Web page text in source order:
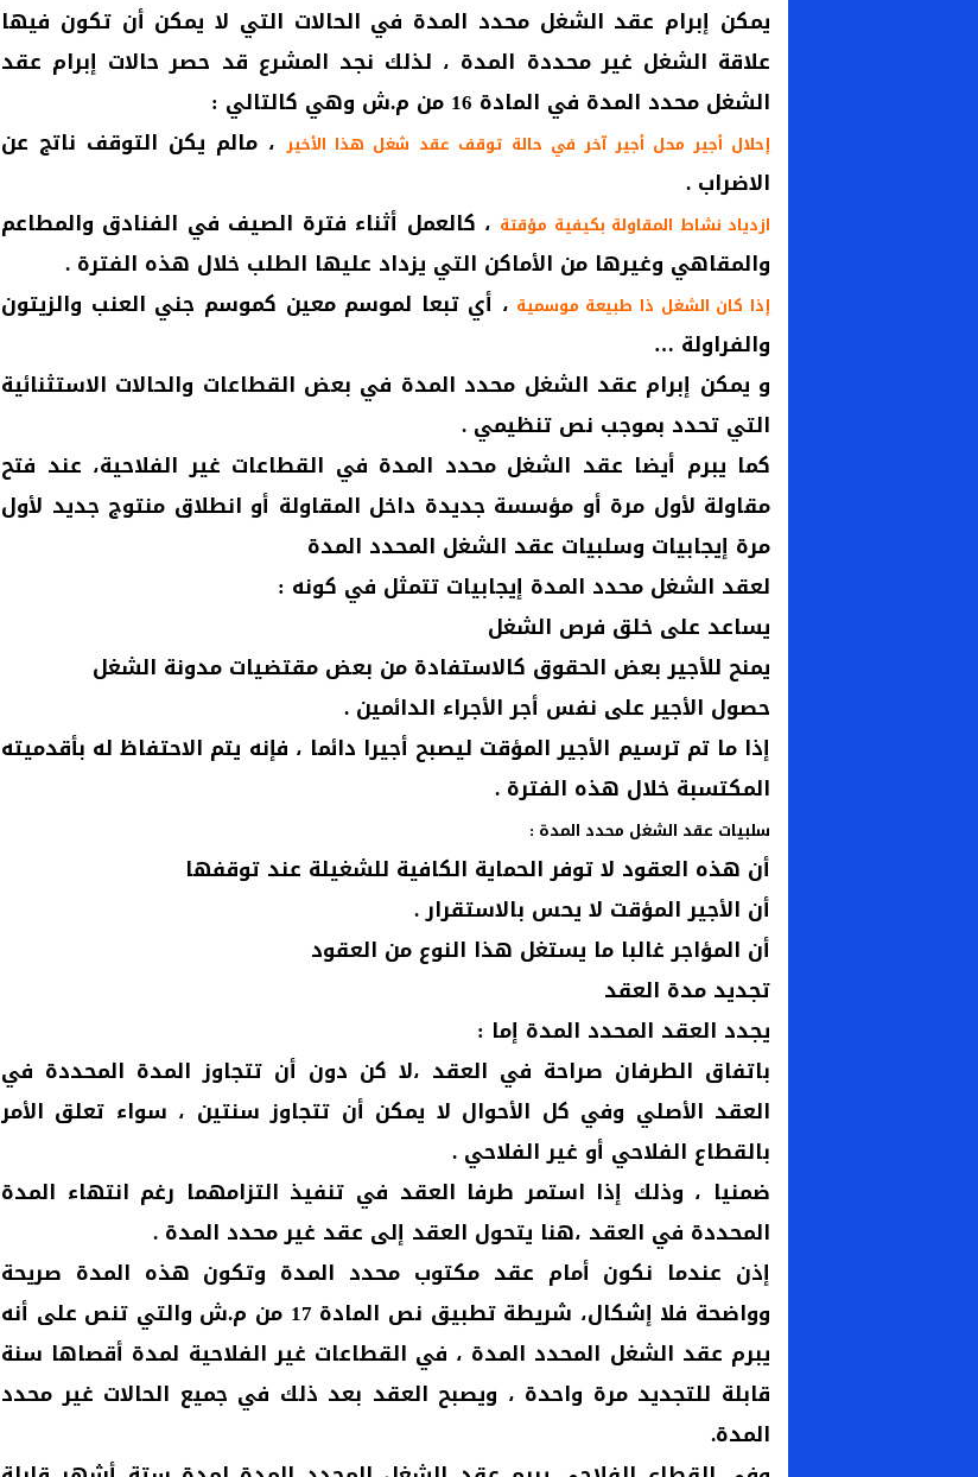
يمكن إبرام عقد الشغل محدد المدة في الحالات التي لا يمكن أن تكون فيها
علاقة الشغل غير محددة المدة ، لذلك نجد المشرع قد حصر حالات إبرام عقد
الشغل محدد المدة في المادة 16 من م.ش وهي كالتالي :
إحلال أجير محل أجير آخر في حالة توقف عقد شغل هذا الأخير، مالم يكن التوقف ناتج عن
الاضراب .
ازدياد نشاط المقاولة بكيفية مؤقتة ، كالعمل أثناء فترة الصيف في الفنادق والمطاعم
والمقاهي وغيرها من الأماكن التي يزداد عليها الطلب خلال هذه الفترة .
إذا كان الشغل ذا طبيعة موسمية ، أي تبعا لموسم معين كموسم جني العنب والزيتون
والفراولة …
و يمكن إبرام عقد الشغل محدد المدة في بعض القطاعات والحالات الاستثنائية
التي تحدد بموجب نص تنظيمي .
كما يبرم أيضا عقد الشغل محدد المدة في القطاعات غير الفلاحية، عند فتح
مقاولة لأول مرة أو مؤسسة جديدة داخل المقاولة أو انطلاق منتوج جديد لأول
مرة إيجابيات وسلبيات عقد الشغل المحدد المدة
لعقد الشغل محدد المدة إيجابيات تتمثل في كونه :
يساعد على خلق فرص الشغل
يمنح للأجير بعض الحقوق كالاستفادة من بعض مقتضيات مدونة الشغل
حصول الأجير على نفس أجر الأجراء الدائمين .
إذا ما تم ترسيم الأجير المؤقت ليصبح أجيرا دائما ، فإنه يتم الاحتفاظ له بأقدميته
المكتسبة خلال هذه الفترة .
سلبيات عقد الشغل محدد المدة :
أن هذه العقود لا توفر الحماية الكافية للشغيلة عند توقفها
أن الأجير المؤقت لا يحس بالاستقرار .
أن المؤاجر غالبا ما يستغل هذا النوع من العقود
تجديد مدة العقد
يجدد العقد المحدد المدة إما :
باتفاق الطرفان صراحة في العقد ،لا كن دون أن تتجاوز المدة المحددة في
العقد الأصلي وفي كل الأحوال لا يمكن أن تتجاوز سنتين ، سواء تعلق الأمر
بالقطاع الفلاحي أو غير الفلاحي .
ضمنيا ، وذلك إذا استمر طرفا العقد في تنفيذ التزامهما رغم انتهاء المدة
المحددة في العقد ،هنا يتحول العقد إلى عقد غير محدد المدة .
إذن عندما نكون أمام عقد مكتوب محدد المدة وتكون هذه المدة صريحة
وواضحة فلا إشكال، شريطة تطبيق نص المادة 17 من م.ش والتي تنص على أنه
يبرم عقد الشغل المحدد المدة ، في القطاعات غير الفلاحية لمدة أقصاها سنة
قابلة للتجديد مرة واحدة ، ويصبح العقد بعد ذلك في جميع الحالات غير محدد
المدة.